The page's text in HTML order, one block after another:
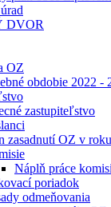
DVOR
OZ
obdobie 2022 -
zastupiteľstvo
zasadnutí OZ v
Náplň práce
poriadok
odmeňovania